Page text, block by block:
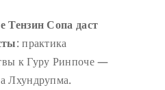
Тензин Сопа даст
: практика
к Гуру Ринпоче —
Лхундрупма.